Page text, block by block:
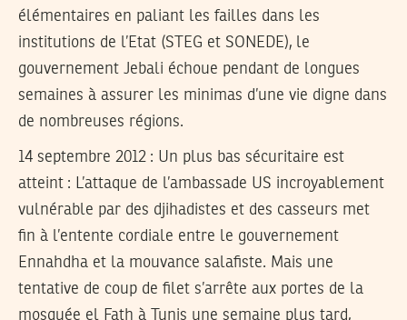
élémentaires en paliant les failles dans les
institutions de l’Etat (STEG et SONEDE), le
gouvernement Jebali échoue pendant de longues
semaines à assurer les minimas d’une vie digne dans
de nombreuses régions.
14 septembre 2012 : Un plus bas sécuritaire est
atteint : L’attaque de l’ambassade US incroyablement
vulnérable par des djihadistes et des casseurs met
fin à l’entente cordiale entre le gouvernement
Ennahdha et la mouvance salafiste. Mais une
tentative de coup de filet s’arrête aux portes de la
mosquée el Fath à Tunis une semaine plus tard,